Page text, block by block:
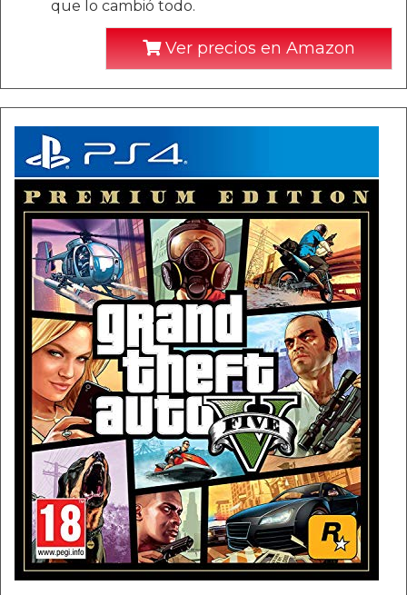
que lo cambió todo.
Ver precios en Amazon